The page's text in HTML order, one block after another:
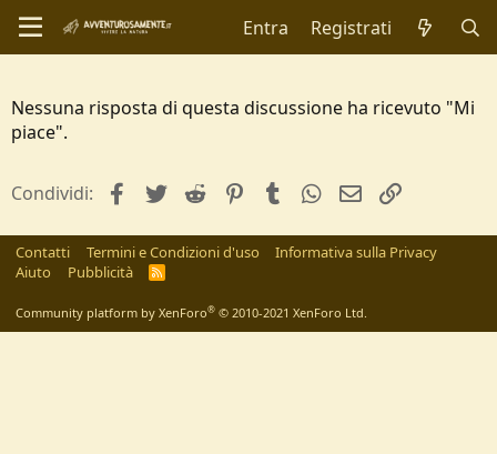
Entra Registrati
Nessuna risposta di questa discussione ha ricevuto "Mi
piace".
Condividi: facebookTwitterReddit PinterestTumblrWhatsApp
e-mail
Contatti Termini e Condizioni d'uso
Informativa sulla Privacy
Aiuto
Pubblicità
R
Community platform by XenForo® © 2010-2021 XenForo Ltd.